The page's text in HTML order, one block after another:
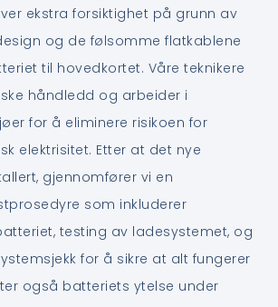
ekstra forsiktighet på grunn av
og de følsomme flatkablene
til hovedkortet. Våre teknikere
håndledd og arbeider i
for å eliminere risikoen for
elektrisitet. Etter at det nye
gjennomfører vi en
som inkluderer
testing av ladesystemet, og
for å sikre at alt fungerer
også batteriets ytelse under